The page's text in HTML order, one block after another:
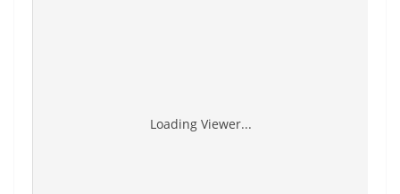
Loading Viewer...